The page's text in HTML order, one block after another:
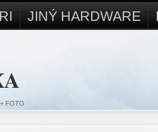
FOTO
JINÝ HARDWARE